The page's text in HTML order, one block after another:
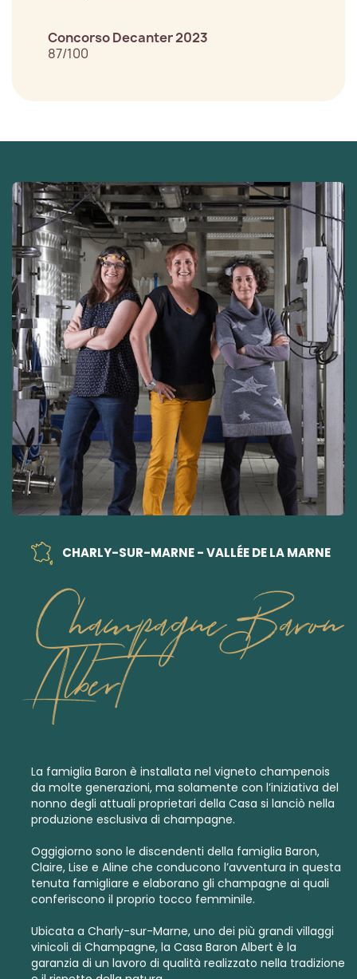
Concorso Decanter 2023
87/100
CHARLY-SUR-MARNE - VALLÉE DE LA MARNE
Champagne Baron
Albert
La famiglia Baron è installata nel vigneto champenois
da molte generazioni, ma solamente con l’iniziativa del
nonno degli attuali proprietari della Casa si lanciò nella
produzione esclusiva di champagne.
Oggigiorno sono le discendenti della famiglia Baron,
Claire, Lise e Aline che conducono l’avventura in questa
tenuta famigliare e elaborano gli champagne ai quali
conferiscono il proprio tocco femminile.
Ubicata a Charly-sur-Marne, uno dei più grandi villaggi
vinicoli di Champagne, la Casa Baron Albert è la
garanzia di un lavoro di qualità realizzato nella tradizione